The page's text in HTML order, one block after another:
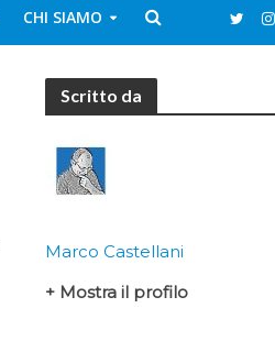
CHI SIAMO
Scritto da
Marco Castellani
+ Mostra il profilo